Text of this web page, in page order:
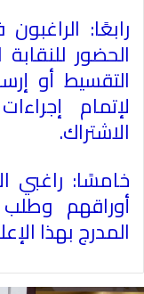
رابعًا:
الحضور
التقسيط أو
لإتمام
الاشتراك.
خامسًا: راغبي
أوراقهم
المدرج بهذا